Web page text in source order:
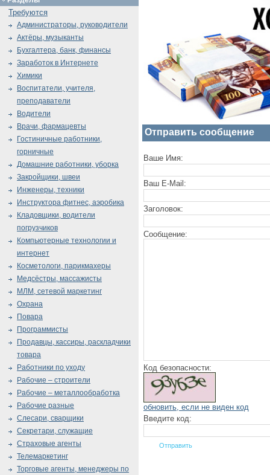
Отправить сообщение
Ваше Имя:
Ваш E-Mail:
Заголовок:
Сообщение:
Код безопасности:
обновить, если не виден код
Введите код:
Требуются
Администраторы, руководители
Актёры, музыканты
Бухгалтера, банк, финансы
Заработок в Интернете
Химики
Воспитатели, учителя,
преподаватели
Водители
Врачи, фармацевты
Гостиничные работники,
горничные
Домашние работники, уборка
Закройщики, швеи
Инженеры, техники
Инструктора фитнес, аэробика
Кладовщики, водители
погрузчиков
Компьютерные технологии и
интернет
Косметологи, парикмахеры
Медсёстры, массажисты
МЛМ, сетевой маркетинг
Охрана
Повара
Программисты
Продавцы, кассиры, раскладчики
товара
Работники по уходу
Рабочие – строители
Рабочие – металлообработка
Рабочие разные
Слесари, сварщики
Секретари, служащие
Страховые агенты
Телемаркетинг
Торговые агенты, менеджеры по